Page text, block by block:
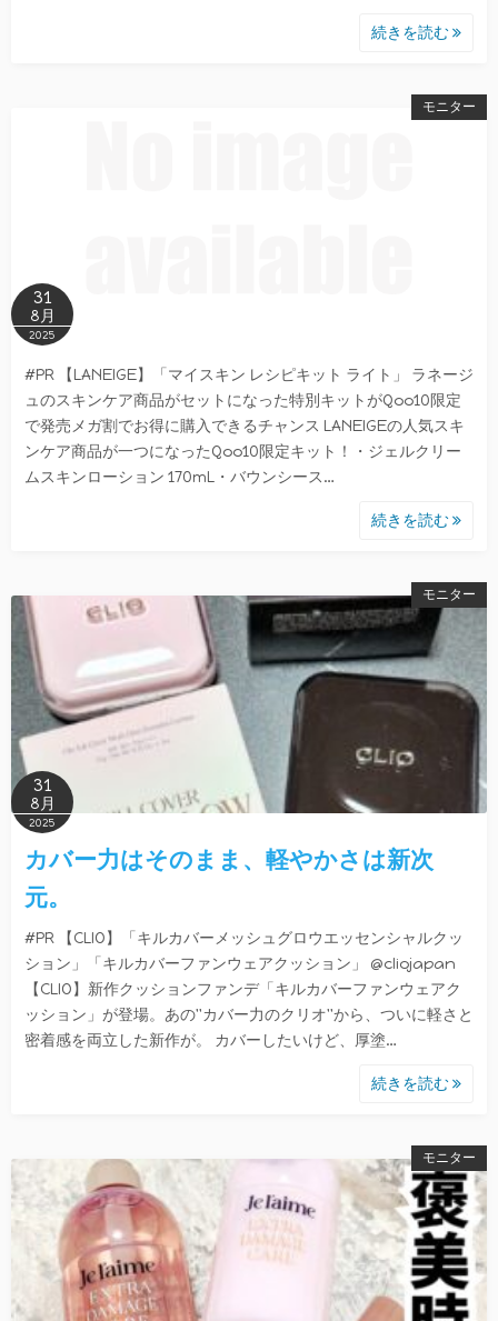
続きを読む
モニター
31
8月
2025
#PR 【LANEIGE】「マイスキン レシピキット ライト」 ラネージ
ュのスキンケア商品がセットになった特別キットがQoo10限定
で発売メガ割でお得に購入できるチャンス LANEIGEの人気スキ
ンケア商品が一つになったQoo10限定キット！・ジェルクリー
ムスキンローション 170mL・バウンシース…
続きを読む
モニター
31
8月
2025
カバー力はそのまま、軽やかさは新次
元。
#PR 【CLIO】「キルカバーメッシュグロウエッセンシャルクッ
ション」「キルカバーファンウェアクッション」 @cliojapan
【CLIO】新作クッションファンデ「キルカバーファンウェアク
ッション」が登場。あの"カバー力のクリオ"から、ついに軽さと
密着感を両立した新作が。 カバーしたいけど、厚塗…
続きを読む
モニター